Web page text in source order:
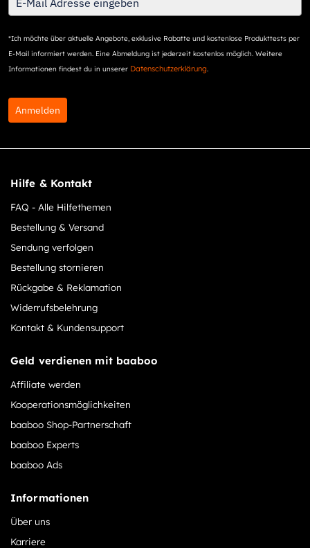
*Ich möchte über aktuelle Angebote, exklusive Rabatte und kostenlose Produkttests per
E-Mail informiert werden. Eine Abmeldung ist jederzeit kostenlos möglich. Weitere
Informationen findest du in unserer Datenschutzerklärung.
Anmelden
Hilfe & Kontakt
FAQ - Alle Hilfethemen
Bestellung & Versand
Sendung verfolgen
Bestellung stornieren
Rückgabe & Reklamation
Widerrufsbelehrung
Kontakt & Kundensupport
Geld verdienen mit baaboo
Affiliate werden
Kooperationsmöglichkeiten
baaboo Shop-Partnerschaft
baaboo Experts
baaboo Ads
Informationen
Über uns
Karriere